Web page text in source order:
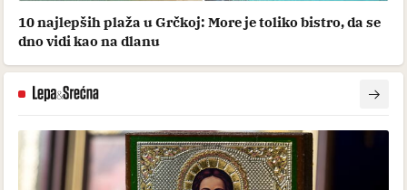
10 najlepših plaža u Grčkoj: More je toliko bistro, da se
dno vidi kao na dlanu